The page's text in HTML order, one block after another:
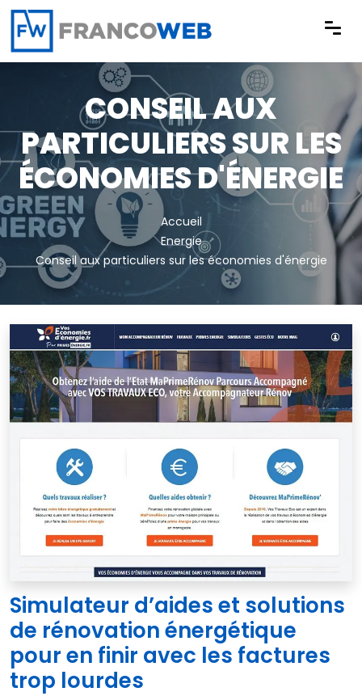
Panneau de gestion des cookies
CONSEIL AUX
PARTICULIERS SUR LES
ÉCONOMIES D'ÉNERGIE
Accueil
Energie
Conseil aux particuliers sur les économies d'énergie
Simulateur d’aides et solutions
de rénovation énergétique
pour en finir avec les factures
trop lourdes